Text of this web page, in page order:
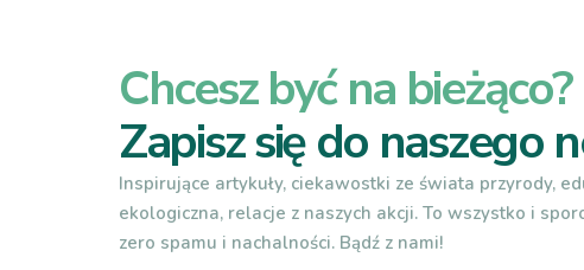
Chcesz być na bieżąco?
Zapisz się do naszego
Inspirujące artykuły, ciekawostki ze świata przyrody,
ekologiczna, relacje z naszych akcji. To wszystko i
zero spamu i nachalności. Bądź z nami!